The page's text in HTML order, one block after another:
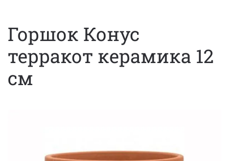
Горшок Конус
терракот керамика 12
см